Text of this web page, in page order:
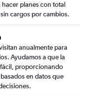
planes con total
cargos por cambios.
anualmente para
Ayudamos a que la
proporcionando
en datos que